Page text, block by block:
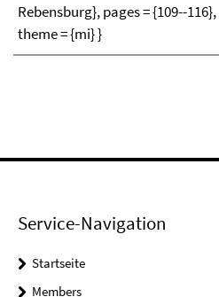
Rebensburg}, pages = {109--
theme = {mi} }
Service-Navigation
Startseite
Members